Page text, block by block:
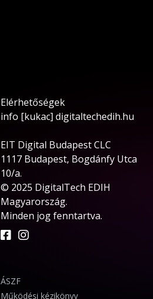
Elérhetőségek
info [kukac] digitaltechedih.hu
EIT Digital Budapest CLC
1117 Budapest, Bogdánfy Utca
10/a.
© 2025 DigitalTech EDIH
Magyarország.
Minden jog fenntartva.
ÁSZF
Működési kézikönyv